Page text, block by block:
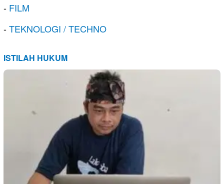
- FILM
-TEKNOLOGI / TECHNO
ISTILAH HUKUM